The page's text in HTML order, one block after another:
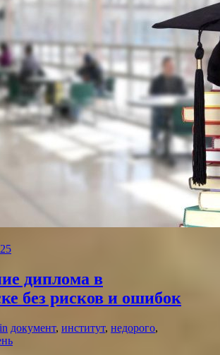
диплома в
без рисков и ошибок
документ, институт, недорого,